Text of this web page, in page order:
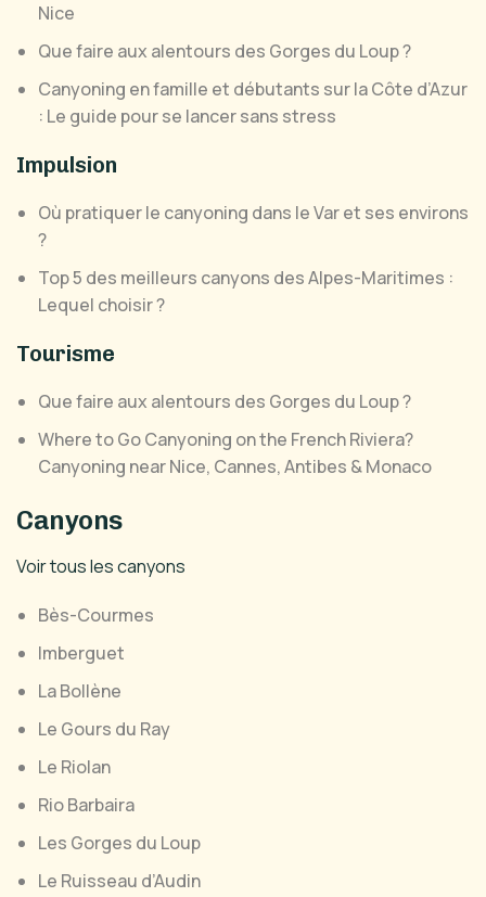
Nice
Que faire aux alentours des Gorges du Loup ?
Canyoning en famille et débutants sur la Côte d’Azur
: Le guide pour se lancer sans stress
Impulsion
Où pratiquer le canyoning dans le Var et ses environs
?
Top 5 des meilleurs canyons des Alpes-Maritimes :
Lequel choisir ?
Tourisme
Que faire aux alentours des Gorges du Loup ?
Where to Go Canyoning on the French Riviera?
Canyoning near Nice, Cannes, Antibes & Monaco
Canyons
Voir tous les canyons
Bès-Courmes
Imberguet
La Bollène
Le Gours du Ray
Le Riolan
Rio Barbaira
Les Gorges du Loup
Le Ruisseau d’Audin